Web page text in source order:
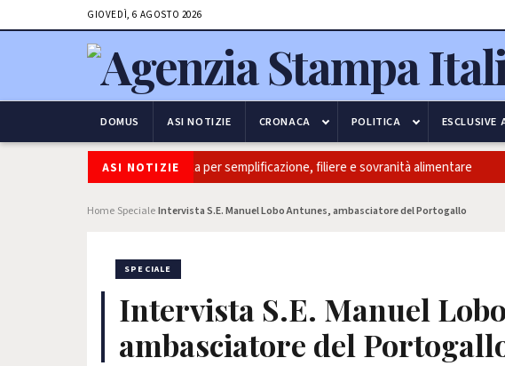
GIOVEDÌ, 6 AGOSTO 2026
DOMUS ASI NOTIZIE CRONACA POLITICA ESCLUSIVE
ASI NOTIZIE
ok Camera e’ svolta per semplificazione, filiere e sovranità alimentare
Home SpecialeIntervista S.E. Manuel Lobo Antunes, ambasciatore del Portogallo
SPECIALE
Intervista S.E. Manuel
ambasciatore del